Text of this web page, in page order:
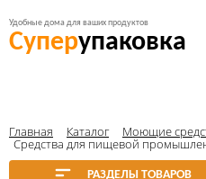
Удобные дома для ваших продуктов
Суперупаковка
Главная Каталог Моющие
Средства для пищевой
РАЗДЕЛЫ ТОВАРОВ